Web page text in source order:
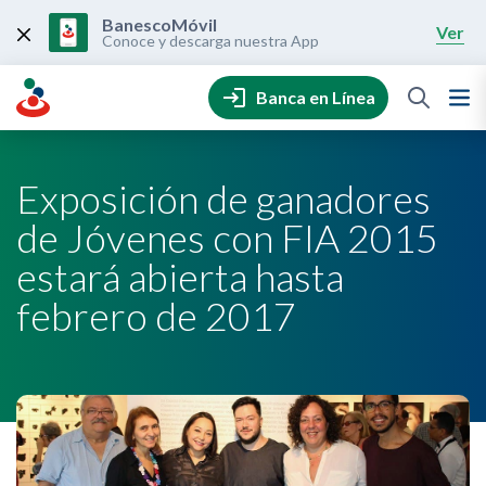
content
BanescoMóvil
Conoce y descarga nuestra App Ver
Banca en Línea
Exposición de ganadores
de Jóvenes con FIA 2015
estará abierta hasta
febrero de 2017